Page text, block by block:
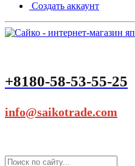
Создать аккаунт
+8180-58-53-55-25
info@saikotrade.com